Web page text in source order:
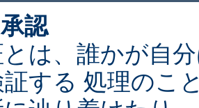
認
は、誰かが自
証する 処理のこ